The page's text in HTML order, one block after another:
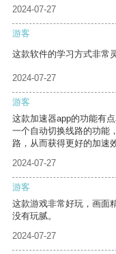
2024-07-27
游客
这款软件的学习方式非常
2024-07-27
游客
这款加速器app的功能有
一个自动切换线路的功能
路，从而获得更好的加速
2024-07-27
游客
这款游戏非常好玩，画面
没有玩腻。
2024-07-27